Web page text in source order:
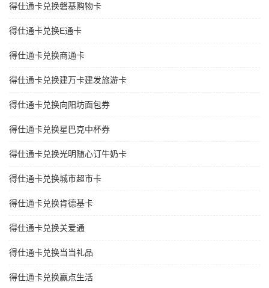
得仕通卡兑换磐基购物卡
得仕通卡兑换E通卡
得仕通卡兑换商通卡
得仕通卡兑换建万卡建发旅游卡
得仕通卡兑换向阳坊面包券
得仕通卡兑换星巴克中杯券
得仕通卡兑换光明随心订牛奶卡
得仕通卡兑换城市超市卡
得仕通卡兑换肯德基卡
得仕通卡兑换关爱通
得仕通卡兑换当当礼品
得仕通卡兑换赢点生活